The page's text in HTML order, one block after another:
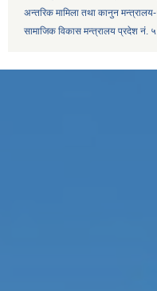
अन्तरिक मामिला तथा कानुन
सामाजिक विकास मन्त्रालय प्रदेश नं. ५